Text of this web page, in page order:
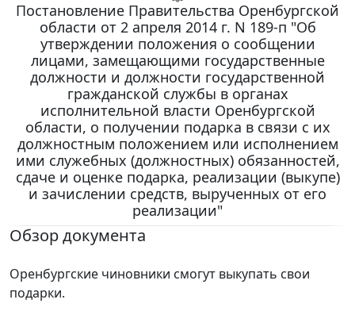
Постановление Правительства Оренбургской
области от 2 апреля 2014 г. N 189-п "Об
утверждении положения о сообщении
лицами, замещающими государственные
должности и должности государственной
гражданской службы в органах
исполнительной власти Оренбургской
области, о получении подарка в связи с их
должностным положением или исполнением
ими служебных (должностных) обязанностей,
сдаче и оценке подарка, реализации (выкупе)
и зачислении средств, вырученных от его
реализации"
Обзор документа
Оренбургские чиновники смогут выкупать свои
подарки.